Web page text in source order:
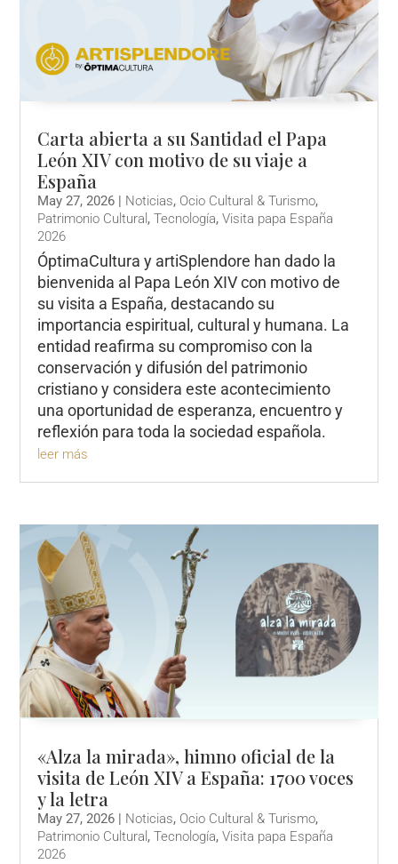
Carta abierta a su Santidad el Papa
León XIV con motivo de su viaje a
España
May 27, 2026 | Noticias, Ocio Cultural & Turismo,
Patrimonio Cultural ,Tecnología,Visita papa España
2026
ÓptimaCultura y artiSplendore han dado la
bienvenida al Papa León XIV con motivo de
su visita a España, destacando su
importancia espiritual, cultural y humana. La
entidad reafirma su compromiso con la
conservación y difusión del patrimonio
cristiano y considera este acontecimiento
una oportunidad de esperanza, encuentro y
reflexión para toda la sociedad española.
leer más
«Alza la mirada», himno oficial de la
visita de León XIV a España: 1700 voces
y la letra
May 27, 2026 | Noticias, Ocio Cultural & Turismo,
Patrimonio Cultural ,Tecnología,Visita papa España
2026